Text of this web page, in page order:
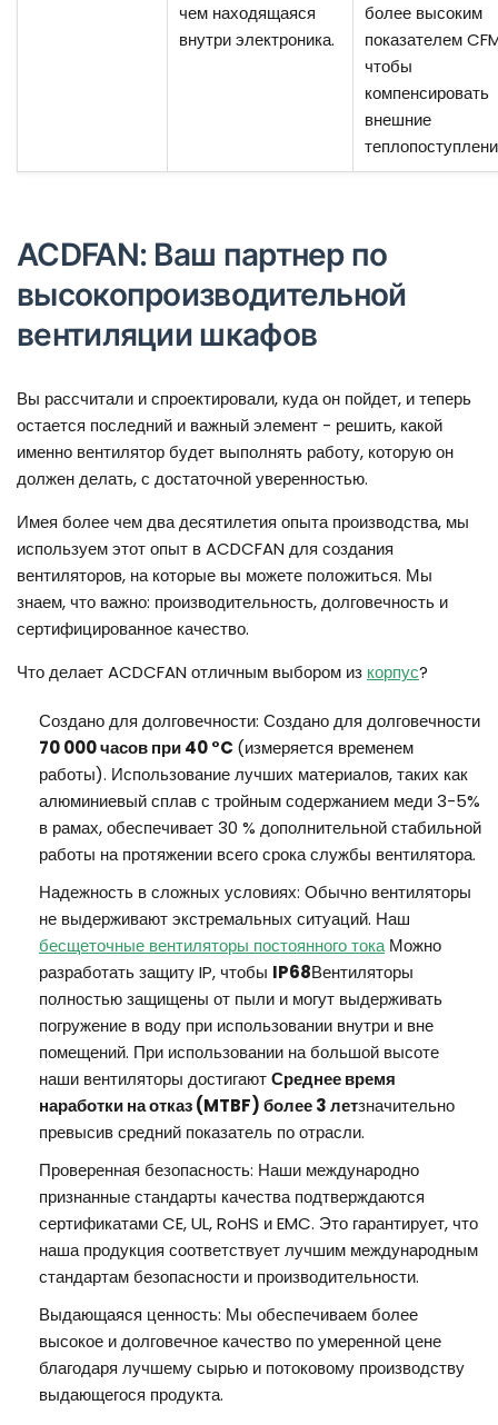
чем находящаяся
внутри электроника.
более высоким
показателем
чтобы
компенсировать
внешние
ACDFAN: Ваш партнер по
высокопроизводительной
вентиляции шкафов
Вы рассчитали и спроектировали, куда он пойдет, и теперь
остается последний и важный элемент - решить, какой
именно вентилятор будет выполнять работу, которую он
должен делать, с достаточной уверенностью.
Имея более чем два десятилетия опыта производства, мы
используем этот опыт в ACDCFAN для создания
вентиляторов, на которые вы можете положиться. Мы
знаем, что важно: производительность, долговечность и
сертифицированное качество.
Что делает ACDCFAN отличным выбором из корпус?
Создано для долговечности: Создано для долговечности
70 000 часов при 40 °C (измеряется временем
работы). Использование лучших материалов, таких как
алюминиевый сплав с тройным содержанием меди 3-5%
в рамах, обеспечивает 30 % дополнительной стабильной
работы на протяжении всего срока службы вентилятора.
Надежность в сложных условиях: Обычно вентиляторы
не выдерживают экстремальных ситуаций. Наш
бесщеточные вентиляторы постоянного токаМожно
разработать защиту IP, чтобы IP68Вентиляторы
полностью защищены от пыли и могут выдерживать
погружение в воду при использовании внутри и вне
помещений. При использовании на большой высоте
наши вентиляторы достигаютСреднее время
наработки на отказ (MTBF) более 3 летзначительно
превысив средний показатель по отрасли.
Проверенная безопасность: Наши международно
признанные стандарты качества подтверждаются
сертификатами CE, UL, RoHS и EMC. Это гарантирует, что
наша продукция соответствует лучшим международным
стандартам безопасности и производительности.
Выдающаяся ценность: Мы обеспечиваем более
высокое и долговечное качество по умеренной цене
благодаря лучшему сырью и потоковому производству
выдающегося продукта.